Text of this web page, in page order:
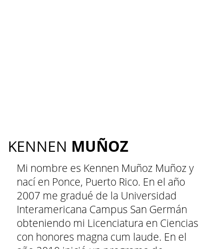
KENNEN MUÑOZ
Mi nombre es Kennen Muñoz Muñoz y
nací en Ponce, Puerto Rico. En el año
2007 me gradué de la Universidad
Interamericana Campus San Germán
obteniendo mi Licenciatura en Ciencias
con honores magna cum laude. En el